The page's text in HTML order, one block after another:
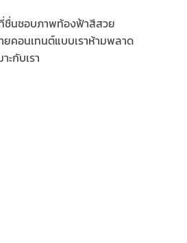
ชื่นชอบภาพท้องฟ้าสีสวย
คอนเทนต์แบบเราห้ามพลาด
ะกับเรา